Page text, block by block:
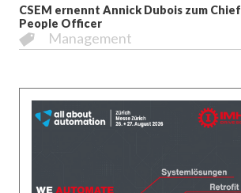
CSEM ernennt Annick Dubois zum Chief
People Officer
Management